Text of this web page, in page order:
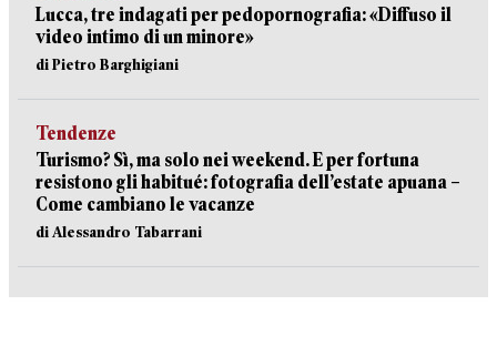
Lucca, tre indagati per pedopornografia: «Diffuso il
video intimo di un minore»
di Pietro Barghigiani
Tendenze
Turismo? Sì, ma solo nei weekend. E per fortuna
resistono gli habitué: fotografia dell’estate apuana –
Come cambiano le vacanze
di Alessandro Tabarrani